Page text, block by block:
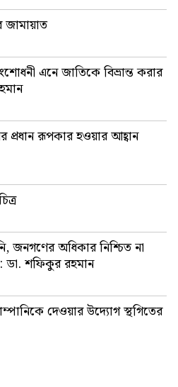
জামায়াত
এনে জাতিকে বিভ্রান্ত করার
রূপকার হওয়ার আহ্বান
জনগণের অধিকার নিশ্চিত না
ডা. শফিকুর রহমান
দেওয়ার উদ্যোগ স্থগিতের